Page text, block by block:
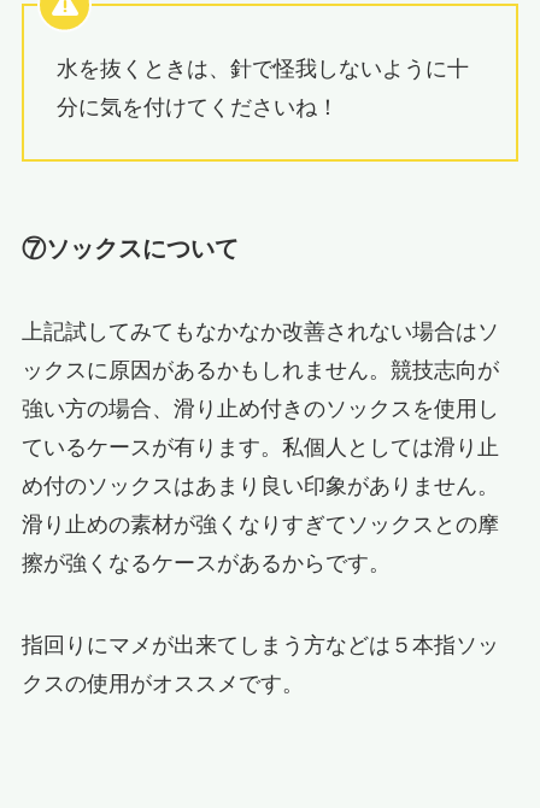
水を抜くときは、針で怪我しないように十
分に気を付けてくださいね！
⑦ソックスについて
上記試してみてもなかなか改善されない場合はソ
ックスに原因があるかもしれません。競技志向が
強い方の場合、滑り止め付きのソックスを使用し
ているケースが有ります。私個人としては滑り止
め付のソックスはあまり良い印象がありません。
滑り止めの素材が強くなりすぎてソックスとの摩
擦が強くなるケースがあるからです。
指回りにマメが出来てしまう方などは５本指ソッ
クスの使用がオススメです。